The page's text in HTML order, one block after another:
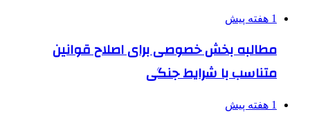
1 هفته پیش
مطالبه بخش خصوصی برای اصلاح قوانین
متناسب با شرایط جنگی
1 هفته پیش